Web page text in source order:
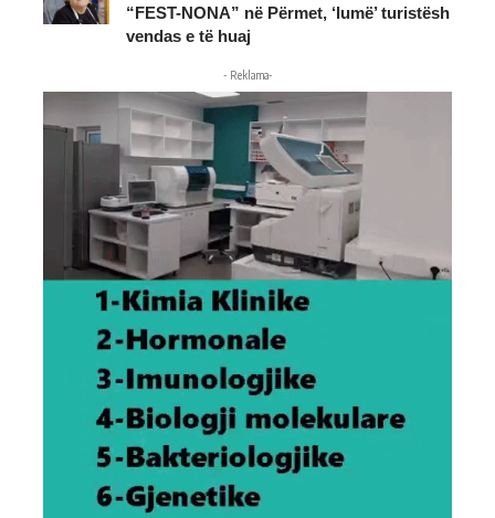
“FEST-NONA” në Përmet, ‘lumë’ turistësh
vendas e të huaj
- Reklama-